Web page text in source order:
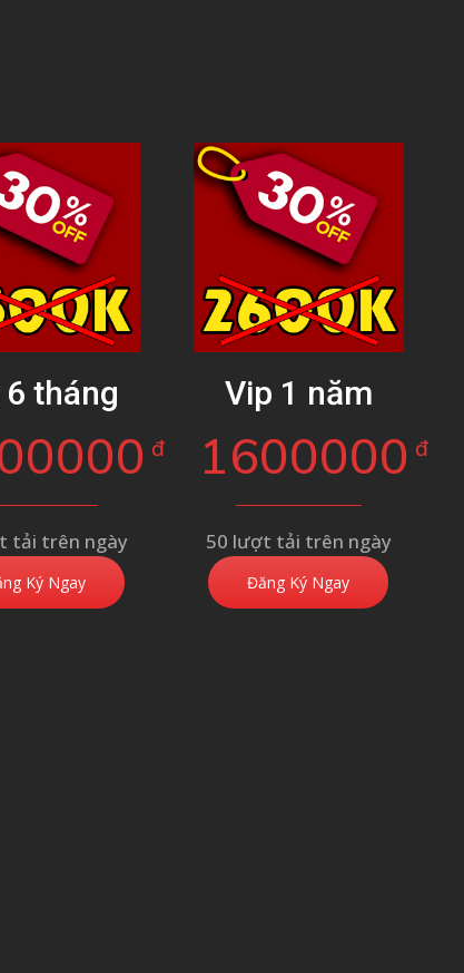
tháng
đ
tải trên ngày
Ký Ngay
Vip 1 năm
1600000 đ
50 lượt tải trên ngày
Đăng Ký Ngay